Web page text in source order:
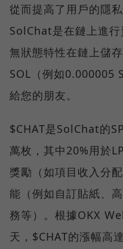
從而提高了用戶的隱
SolChat是在鏈上進
無狀態特性在鏈上儲
SOL（例如0.000005
給您的朋友。
$CHAT是SolChat的
萬枚，其中20%用於
獎勵（如項目收入分
能（例如自訂貼紙、
務等）。根據OKX
天，$CHAT的漲幅高